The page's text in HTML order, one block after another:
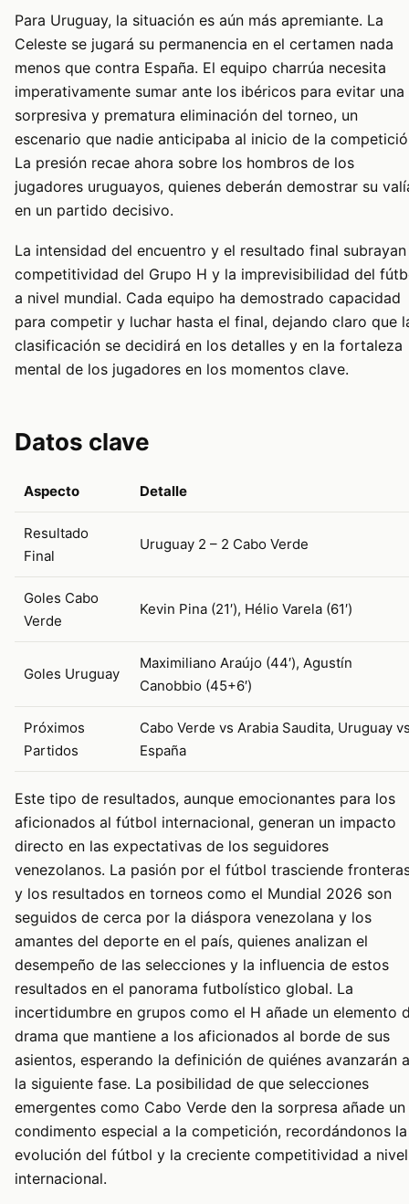
Para Uruguay, la situación es aún más apremiante. La
Celeste se jugará su permanencia en el certamen nada
menos que contra España. El equipo charrúa necesita
imperativamente sumar ante los ibéricos para evitar una
sorpresiva y prematura eliminación del torneo, un
escenario que nadie anticipaba al inicio de la
La presión recae ahora sobre los hombros de los
jugadores uruguayos, quienes deberán demostrar su
en un partido decisivo.
La intensidad del encuentro y el resultado final
competitividad del Grupo H y la imprevisibilidad del
a nivel mundial. Cada equipo ha demostrado capacidad
para competir y luchar hasta el final, dejando claro que
clasificación se decidirá en los detalles y en la fortaleza
mental de los jugadores en los momentos clave.
Datos clave
Aspecto Detalle
Resultado
Final
Uruguay 2 – 2 Cabo Verde
Goles Cabo
Verde
Kevin Pina (21′), Hélio Varela (61′)
Goles Uruguay
Maximiliano Araújo (44′), Agustín
Canobbio (45+6′)
Próximos
Partidos
Cabo Verde vs Arabia Saudita, Uruguay
España
Este tipo de resultados, aunque emocionantes para los
aficionados al fútbol internacional, generan un impacto
directo en las expectativas de los seguidores
venezolanos. La pasión por el fútbol trasciende
y los resultados en torneos como el Mundial 2026 son
seguidos de cerca por la diáspora venezolana y los
amantes del deporte en el país, quienes analizan el
desempeño de las selecciones y la influencia de estos
resultados en el panorama futbolístico global. La
incertidumbre en grupos como el H añade un elemento
drama que mantiene a los aficionados al borde de sus
asientos, esperando la definición de quiénes avanzarán a
la siguiente fase. La posibilidad de que selecciones
emergentes como Cabo Verde den la sorpresa añade un
condimento especial a la competición, recordándonos la
evolución del fútbol y la creciente competitividad a nivel
internacional.